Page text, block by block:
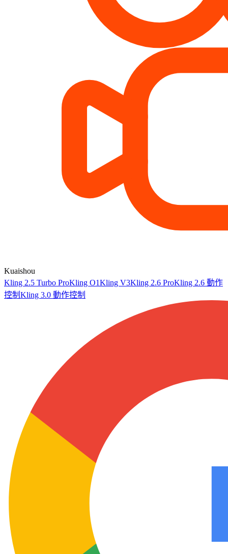
Kuaishou
Kling 2.5 Turbo ProKling O1Kling V3Kling 2.6 ProKling 2.6 動作
控制 Kling 3.0 動作控制